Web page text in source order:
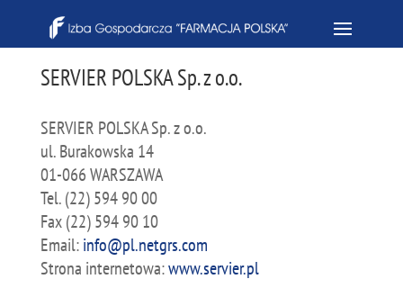
SERVIER POLSKA Sp. z o.o.
SERVIER POLSKA Sp. z o.o.
ul. Burakowska 14
01-066 WARSZAWA
Tel. (22) 594 90 00
Fax (22) 594 90 10
Email:info@pl.netgrs.com
Strona internetowa:www.servier.pl